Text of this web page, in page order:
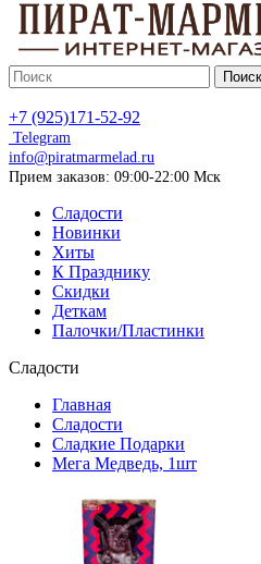
Поиск
+7 (925)171-52-92
Telegram
info@piratmarmelad.ru
Прием заказов: 09:00-22:00 Мск
Сладости
Новинки
Хиты
К Празднику
Скидки
Деткам
Палочки/Пластинки
Сладости
Главная
Сладости
Сладкие Подарки
Мега Медведь, 1шт